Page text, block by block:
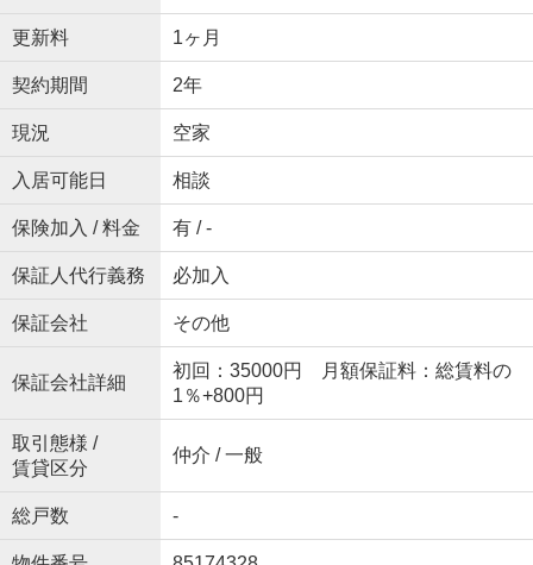
更新料 1ヶ月
契約期間 2年
現況 空家
入居可能日 相談
保険加入 / 料金 有 / -
保証人代行義務 必加入
保証会社 その他
保証会社詳細
初回：35000円 月額保証料：総賃料の
1％+800円
取引態様 /
賃貸区分
仲介 / 一般
総戸数 -